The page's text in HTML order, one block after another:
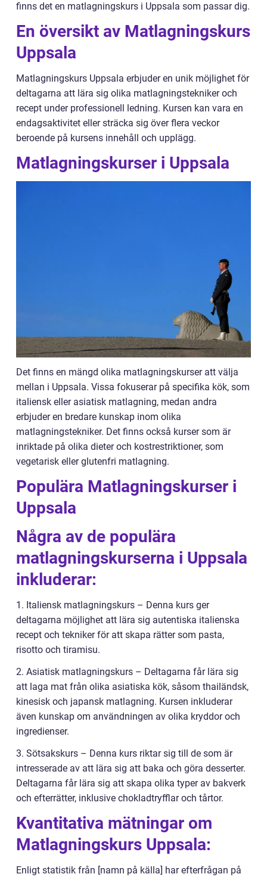
finns det en matlagningskurs i Uppsala som passar dig.
En översikt av Matlagningskurs
Uppsala
Matlagningskurs Uppsala erbjuder en unik möjlighet för
deltagarna att lära sig olika matlagningstekniker och
recept under professionell ledning. Kursen kan vara en
endagsaktivitet eller sträcka sig över flera veckor
beroende på kursens innehåll och upplägg.
Matlagningskurser i Uppsala
Det finns en mängd olika matlagningskurser att välja
mellan i Uppsala. Vissa fokuserar på specifika kök, som
italiensk eller asiatisk matlagning, medan andra
erbjuder en bredare kunskap inom olika
matlagningstekniker. Det finns också kurser som är
inriktade på olika dieter och kostrestriktioner, som
vegetarisk eller glutenfri matlagning.
Populära Matlagningskurser i
Uppsala
Några av de populära
matlagningskurserna i Uppsala
inkluderar:
1. Italiensk matlagningskurs – Denna kurs ger
deltagarna möjlighet att lära sig autentiska italienska
recept och tekniker för att skapa rätter som pasta,
risotto och tiramisu.
2. Asiatisk matlagningskurs – Deltagarna får lära sig
att laga mat från olika asiatiska kök, såsom thailändsk,
kinesisk och japansk matlagning. Kursen inkluderar
även kunskap om användningen av olika kryddor och
ingredienser.
3. Sötsakskurs – Denna kurs riktar sig till de som är
intresserade av att lära sig att baka och göra desserter.
Deltagarna får lära sig att skapa olika typer av bakverk
och efterrätter, inklusive chokladtryfflar och tårtor.
Kvantitativa mätningar om
Matlagningskurs Uppsala:
Enligt statistik från [namn på källa] har efterfrågan på